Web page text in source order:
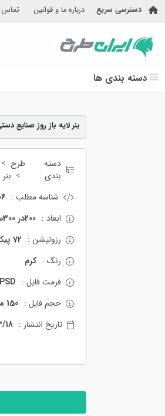
دسترسی سریع درباره ما و قوانین تماس
دسته بندی ها
بنر لایه باز روز صنایع
دسته
بندی :
طرح
شناسه مطلب :
ابعاد : 200در 300سانتی متر
رزولیشن : 72 پیکسل
رنگ : کرم
فرمت فایل : PSD
حجم فایل : 150 مگابایت
تاریخ انتشار : 18